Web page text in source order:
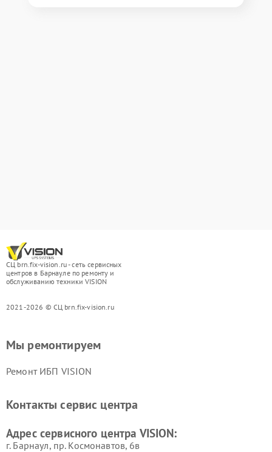
СЦ brn.fix-vision.ru - сеть сервисных
центров в Барнауле по ремонту и
обслуживанию техники VISION
2021-2026 © СЦ brn.fix-vision.ru
Мы ремонтируем
Ремонт ИБП VISION
Контакты сервис центра
Адрес сервисного центра VISION:
г. Барнаул, ​пр. Космонавтов, 6в